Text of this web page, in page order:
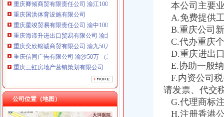
重庆国洪体育设施有限公司
重庆星竣贸易有限责任公司 渝中100万 （进出口权）
重庆海谛升进出口贸易有限公司 渝北100万 （进出口权）
重庆奕欣锦诚商贸有限公司 渝九50万 （工商注册）
重庆信同广告有限公司 渝沙50万 （工商注册）
重庆三虹房地产营销策划有限公司
重庆宝鹰汽车销售有限公司
重庆鸽牌电线电缆有限公司 渝北10010万 (进出口权)
重庆傲志众达投资咨询有限责任公司 渝九1000万 （增资）
重庆臣夫商贸有限公司 （执照专让）
重庆卿倾商贸有限责任公司 渝江100万 （工商注册）
公司位置（地图）
本公司主要
A.免费提供
B.重庆公司
C.代办重庆
D.重庆进出
E.协助一般
F.内资公司
请发票、代交
G.代理商标
H.注册香港